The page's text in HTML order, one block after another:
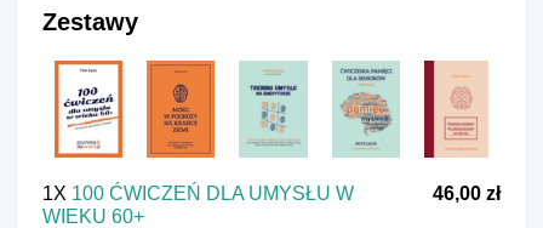
Zestawy
1X 100 ĆWICZEŃ DLA UMYSŁU W
WIEKU 60+
46,00 zł